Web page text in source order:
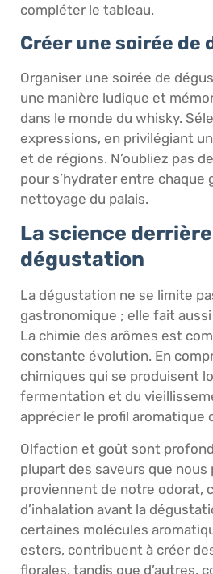
compléter le tableau.
Créer une soirée de
Organiser une soirée de
une manière ludique et
dans le monde du whisky.
expressions, en privilégiant
et de régions. N’oubliez pas
pour s’hydrater entre
nettoyage du palais.
La science
dégustation
La dégustation ne se limite
gastronomique ; elle fait
La chimie des arômes est
constante évolution. En
chimiques qui se produisent
fermentation et du
apprécier le profil aromatique
Olfaction et goût sont
plupart des saveurs que nous
proviennent de notre odorat,
d’inhalation avant la
certaines molécules
esters, contribuent à créer
florales, tandis que d’autres,